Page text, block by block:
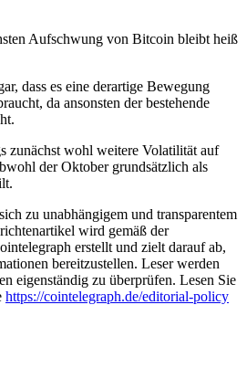
Aufschwung von Bitcoin bleibt heiß
dass es eine derartige Bewegung
da ansonsten der bestehende
zunächst wohl weitere Volatilität auf
der Oktober grundsätzlich als
zu unabhängigem und transparentem
wird gemäß der
erstellt und zielt darauf ab,
bereitzustellen. Leser werden
eigenständig zu überprüfen. Lesen Sie
https://cointelegraph.de/editorial-policy